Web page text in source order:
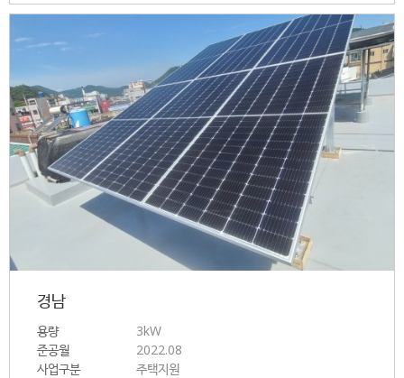
경남
용량
3kW
준공월
2022.08
사업구분
주택지원